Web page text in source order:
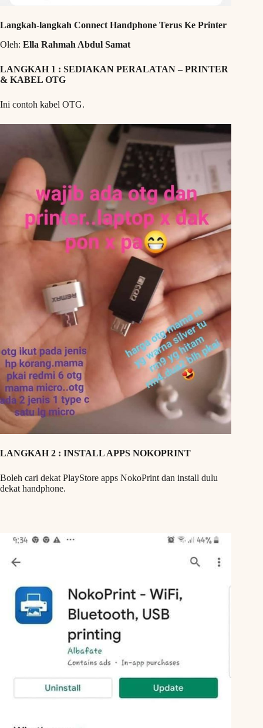
Langkah-langkah Connect Handphone Terus Ke Printer
Oleh: Ella Rahmah Abdul Samat
LANGKAH 1 : SEDIAKAN PERALATAN – PRINTER
& KABEL OTG
Ini contoh kabel OTG.
LANGKAH 2 : INSTALL APPS NOKOPRINT
Boleh cari dekat PlayStore apps NokoPrint dan install dulu
dekat handphone.